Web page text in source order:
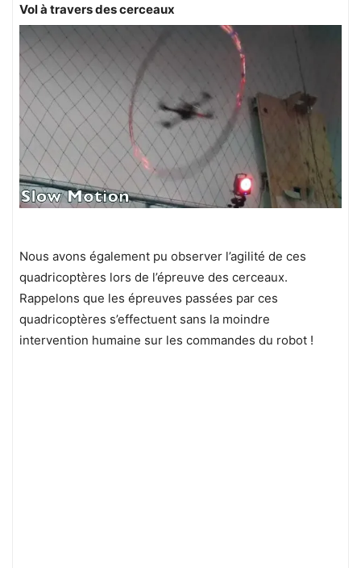
Vol à travers des cerceaux
Nous avons également pu observer l’agilité de ces
quadricoptères lors de l’épreuve des cerceaux.
Rappelons que les épreuves passées par ces
quadricoptères s’effectuent sans la moindre
intervention humaine sur les commandes du robot !